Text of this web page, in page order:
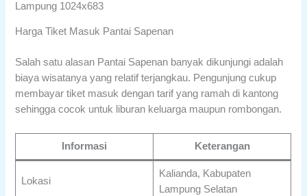
Harga Tiket Masuk Pantai Sapenan
Salah satu alasan Pantai Sapenan banyak dikunjungi adalah
biaya wisatanya yang relatif terjangkau. Pengunjung cukup
membayar tiket masuk dengan tarif yang ramah di kantong
sehingga cocok untuk liburan keluarga maupun rombongan.
Informasi Keterangan
Lokasi
Kalianda, Kabupaten
Lampung Selatan